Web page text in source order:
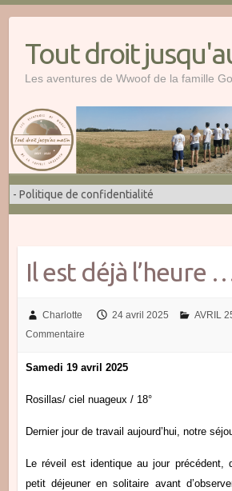
Tout droit
Les aventures de Wwoof de la famille
Il est déjà l’heure
Charlotte 24 avril 2025 AVRIL
Commentaire
Samedi 19 avril 2025
Rosillas/ ciel nuageux / 18°
Dernier jour de travail aujourd’hui, notre
Le réveil est identique au jour précédent,
petit déjeuner en solitaire avant